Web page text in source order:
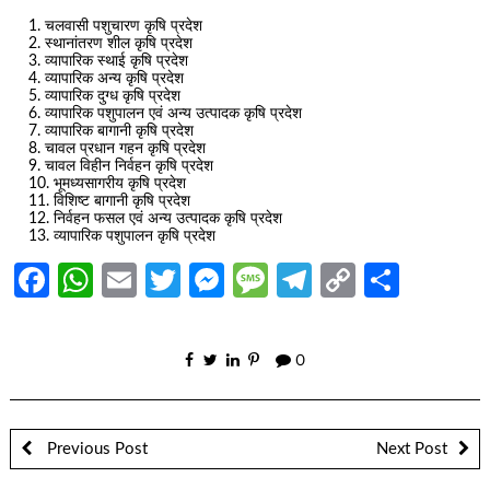
चलवासी पशुचारण कृषि प्रदेश
स्थानांतरण शील कृषि प्रदेश
व्यापारिक स्थाई कृषि प्रदेश
व्यापारिक अन्य कृषि प्रदेश
व्यापारिक दुग्ध कृषि प्रदेश
व्यापारिक पशुपालन एवं अन्य उत्पादक कृषि प्रदेश
व्यापारिक बागानी कृषि प्रदेश
चावल प्रधान गहन कृषि प्रदेश
चावल विहीन निर्वहन कृषि प्रदेश
भूमध्यसागरीय कृषि प्रदेश
विशिष्ट बागानी कृषि प्रदेश
निर्वहन फसल एवं अन्य उत्पादक कृषि प्रदेश
व्यापारिक पशुपालन कृषि प्रदेश
Facebook
WhatsApp
EmailTwitter
Messenger
Message
Telegram
Copy
0
Previous Post Next Post